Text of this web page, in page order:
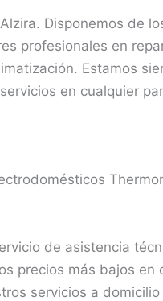
Disponemos de
profesionales en
Estamos
en cualquier
de asistencia
precios más bajos en
servicios a